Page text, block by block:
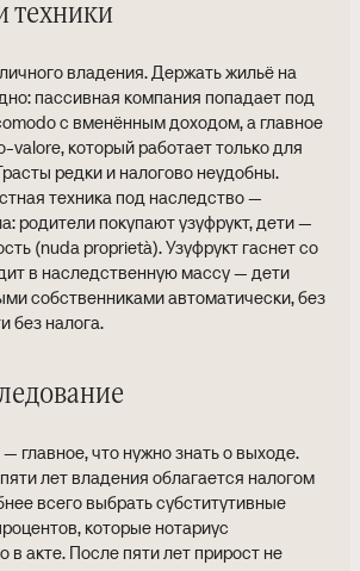
техники
владения. Держать жильё на
пассивная компания попадает под
с вменённым доходом, а главное
valore, который работает только для
редки и налогово неудобны.
техника под наследство —
родители покупают узуфрукт, дети —
(nuda proprietà). Узуфрукт гаснет со
в наследственную массу — дети
собственниками автоматически, без
без налога.
главное, что нужно знать о выходе.
лет владения облагается налогом
всего выбрать субститутивные
которые нотариус
в акте. После пяти лет прирост не